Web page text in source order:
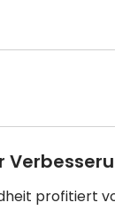
profitiert